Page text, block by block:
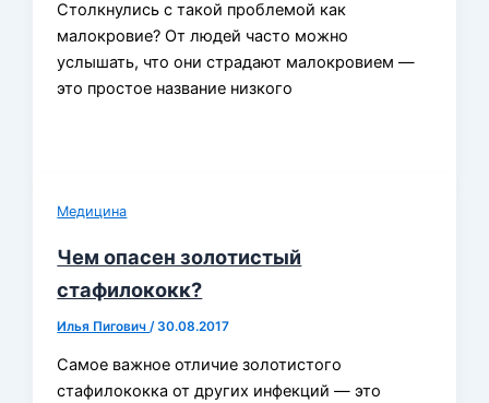
Столкнулись с такой проблемой как
малокровие? От людей часто можно
услышать, что они страдают малокровием —
это простое название низкого
Медицина
Чем опасен золотистый
стафилококк?
Илья Пигович /30.08.2017
Самое важное отличие золотистого
стафилококка от других инфекций — это